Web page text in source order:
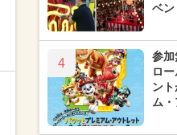
ベン
4
参加
ロ
ン
ム